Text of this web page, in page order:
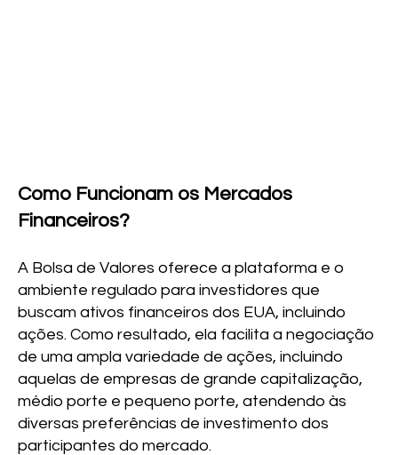
Como Funcionam os Mercados
Financeiros?
A Bolsa de Valores oferece a plataforma e o
ambiente regulado para investidores que
buscam ativos financeiros dos EUA, incluindo
ações. Como resultado, ela facilita a negociação
de uma ampla variedade de ações, incluindo
aquelas de empresas de grande capitalização,
médio porte e pequeno porte, atendendo às
diversas preferências de investimento dos
participantes do mercado.